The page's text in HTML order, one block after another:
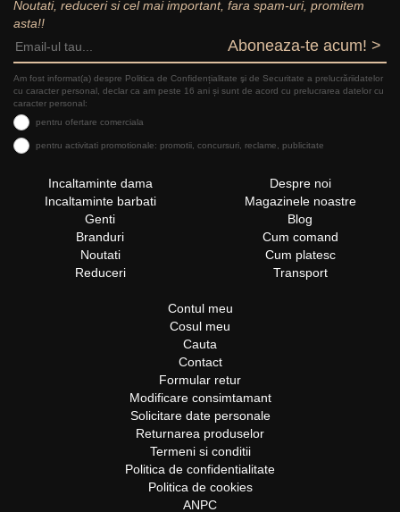
Noutati, reduceri si cel mai important, fara spam-uri, promitem
asta!!
Aboneaza-te acum! >
Am fost informat(a) despre Politica de Confidențialitate şi de Securitate a prelucrăriidatelor
cu caracter personal, declar ca am peste 16 ani și sunt de acord cu prelucrarea datelor cu
caracter personal:
pentru ofertare comerciala
pentru activitati promotionale: promotii, concursuri, reclame, publicitate
Incaltaminte dama
Incaltaminte barbati
Genti
Branduri
Noutati
Reduceri
Despre noi
Magazinele noastre
Blog
Cum comand
Cum platesc
Transport
Contul meu
Cosul meu
Cauta
Contact
Formular retur
Modificare consimtamant
Solicitare date personale
Returnarea produselor
Termeni si conditii
Politica de confidentialitate
Politica de cookies
ANPC